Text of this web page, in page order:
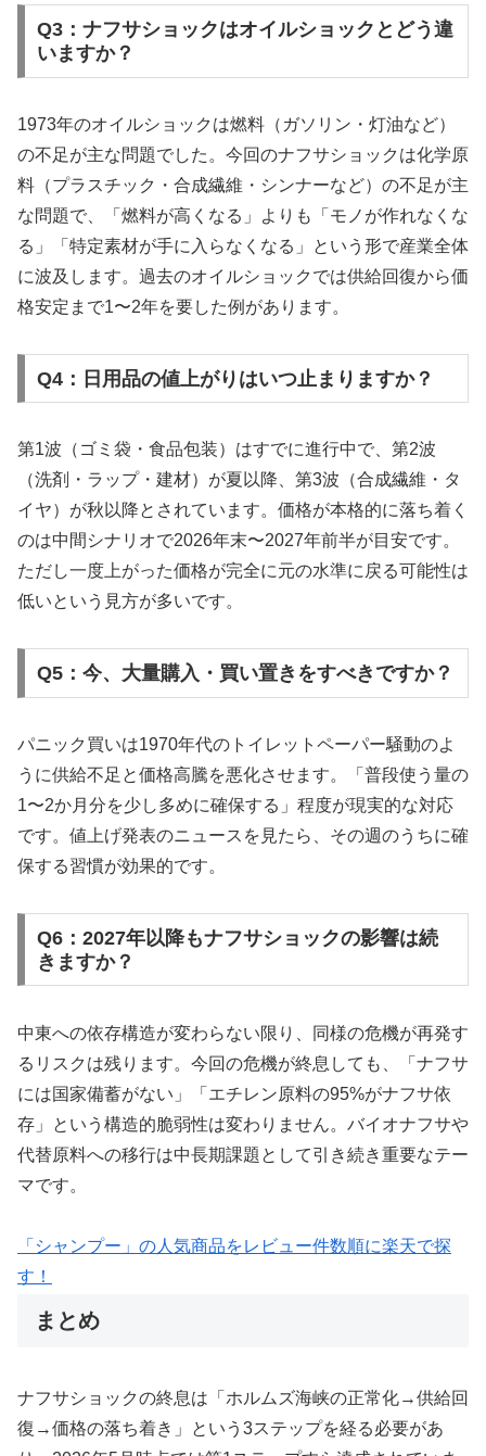
Q3：ナフサショックはオイルショックとどう違
いますか？
1973年のオイルショックは燃料（ガソリン・灯油など）
の不足が主な問題でした。今回のナフサショックは化学原
料（プラスチック・合成繊維・シンナーなど）の不足が主
な問題で、「燃料が高くなる」よりも「モノが作れなくな
る」「特定素材が手に入らなくなる」という形で産業全体
に波及します。過去のオイルショックでは供給回復から価
格安定まで1〜2年を要した例があります。
Q4：日用品の値上がりはいつ止まりますか？
第1波（ゴミ袋・食品包装）はすでに進行中で、第2波
（洗剤・ラップ・建材）が夏以降、第3波（合成繊維・タ
イヤ）が秋以降とされています。価格が本格的に落ち着く
のは中間シナリオで2026年末〜2027年前半が目安です。
ただし一度上がった価格が完全に元の水準に戻る可能性は
低いという見方が多いです。
Q5：今、大量購入・買い置きをすべきですか？
パニック買いは1970年代のトイレットペーパー騒動のよ
うに供給不足と価格高騰を悪化させます。「普段使う量の
1〜2か月分を少し多めに確保する」程度が現実的な対応
です。値上げ発表のニュースを見たら、その週のうちに確
保する習慣が効果的です。
Q6：2027年以降もナフサショックの影響は続
きますか？
中東への依存構造が変わらない限り、同様の危機が再発す
るリスクは残ります。今回の危機が終息しても、「ナフサ
には国家備蓄がない」「エチレン原料の95%がナフサ依
存」という構造的脆弱性は変わりません。バイオナフサや
代替原料への移行は中長期課題として引き続き重要なテー
マです。
「シャンプー」の人気商品をレビュー件数順に楽天で探
す！
まとめ
ナフサショックの終息は「ホルムズ海峡の正常化→供給回
復→価格の落ち着き」という3ステップを経る必要があ